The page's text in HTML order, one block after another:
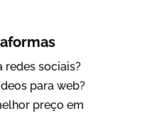
sociais?
para web?
preço em